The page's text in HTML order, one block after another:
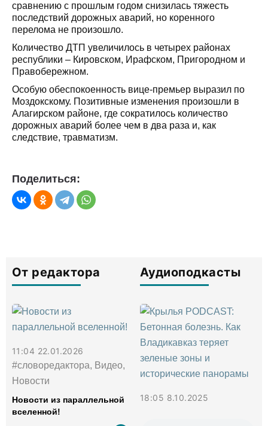
сравнению с прошлым годом снизилась тяжесть
последствий дорожных аварий, но коренного
перелома не произошло.
Количество ДТП увеличилось в четырех районах
республики – Кировском, Ирафском, Пригородном и
Правобережном.
Особую обеспокоенность вице-премьер выразил по
Моздокскому. Позитивные изменения произошли в
Алагирском районе, где сократилось количество
дорожных аварий более чем в два раза и, как
следствие, травматизм.
Поделиться:
От редактора
11:04 22.01.2026
#словоредактора, Видео,
Новости
Новости из параллельной
вселенной!
Аудиоподкасты
18:05 8.10.2025